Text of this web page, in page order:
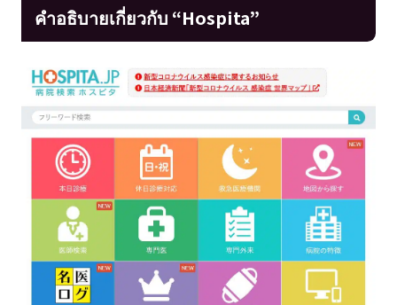
คำอธิบายเกี่ยวกับ “Hospita”